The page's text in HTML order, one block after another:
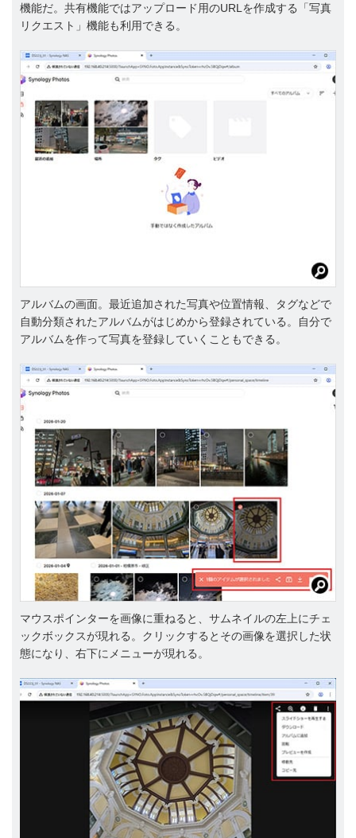
機能だ。共有機能ではアップロード用のURLを作成する「写真
リクエスト」機能も利用できる。
アルバムの画面。最近追加された写真や位置情報、タグなどで
自動分類されたアルバムがはじめから登録されている。自分で
アルバムを作って写真を登録していくこともできる。
マウスポインターを画像に重ねると、サムネイルの左上にチェ
ックボックスが現れる。クリックするとその画像を選択した状
態になり、右下にメニューが現れる。